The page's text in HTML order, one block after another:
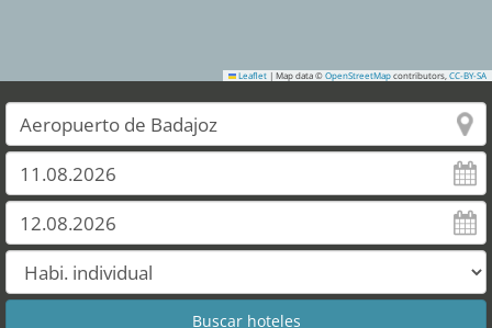
Leaflet | Map data © OpenStreetMap contributors, CC-BY-SA